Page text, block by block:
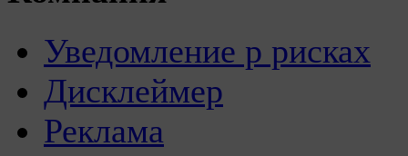
Уведомление р рисках
Дисклеймер
Реклама